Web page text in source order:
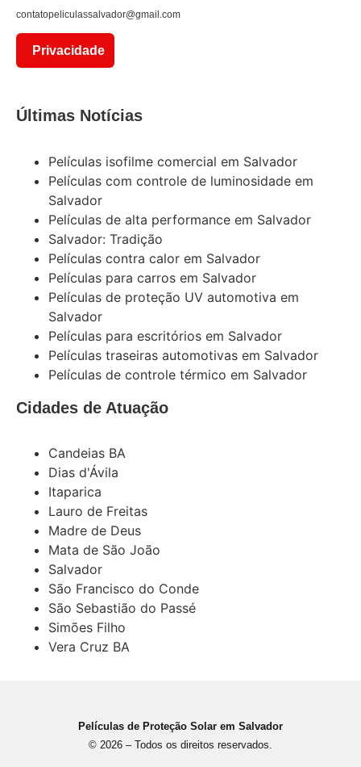
contatopeliculassalvador@gmail.com
Privacidade
Últimas Notícias
Películas isofilme comercial em Salvador
Películas com controle de luminosidade em
Salvador
Películas de alta performance em Salvador
Salvador: Tradição
Películas contra calor em Salvador
Películas para carros em Salvador
Películas de proteção UV automotiva em
Salvador
Películas para escritórios em Salvador
Películas traseiras automotivas em Salvador
Películas de controle térmico em Salvador
Cidades de Atuação
Candeias BA
Dias d'Ávila
Itaparica
Lauro de Freitas
Madre de Deus
Mata de São João
Salvador
São Francisco do Conde
São Sebastião do Passé
Simões Filho
Vera Cruz BA
Películas de Proteção Solar em Salvador
© 2026 – Todos os direitos reservados.